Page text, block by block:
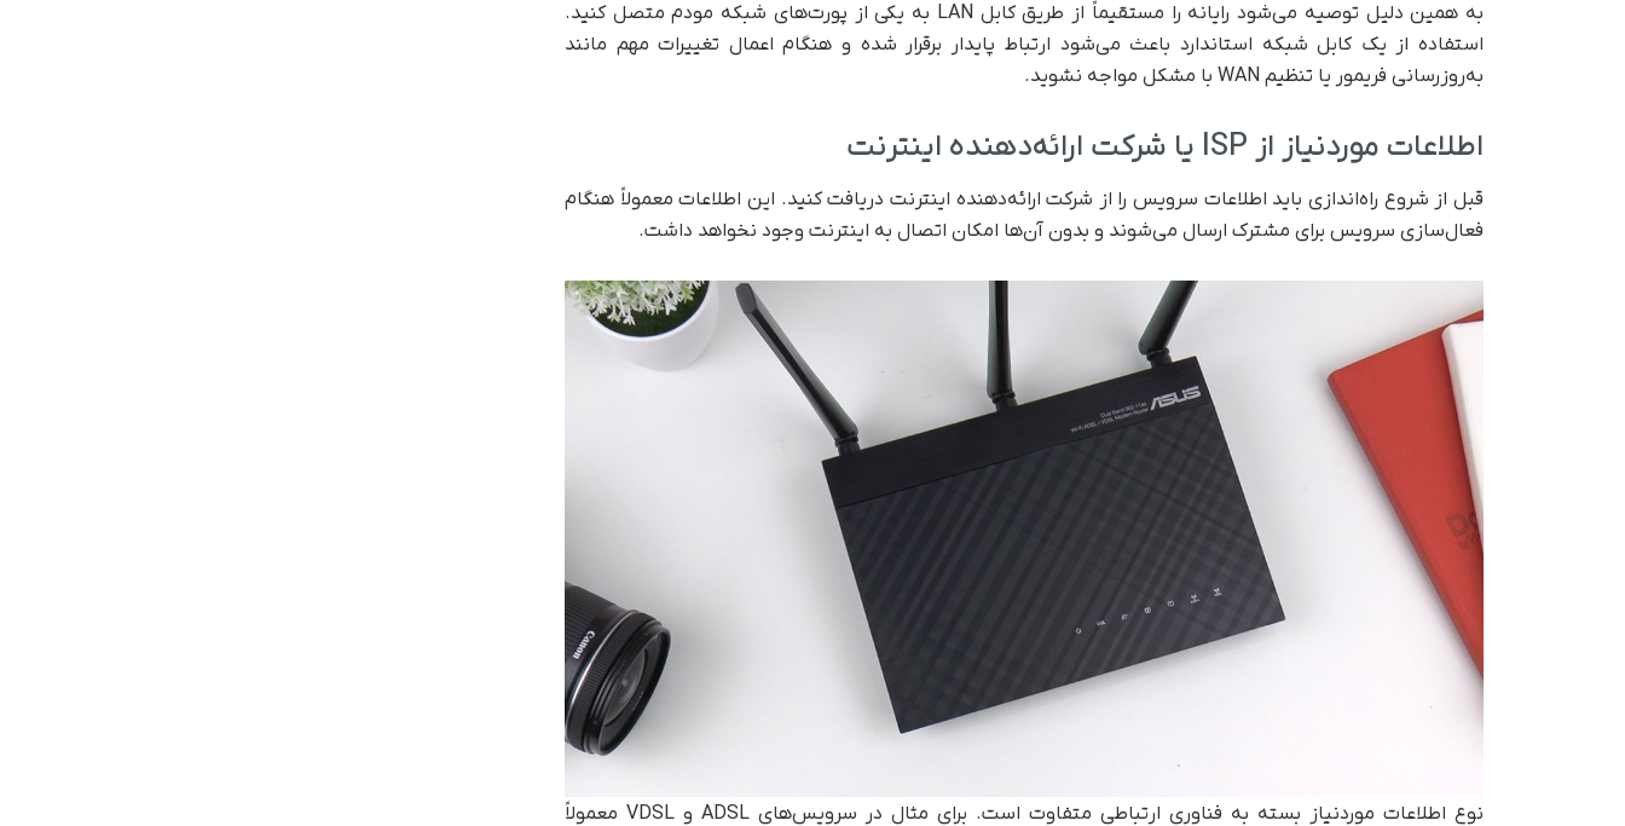
به همین دلیل توصیه می‌شود رایانه را مستقیماً از طریق کابل LAN به یکی از پورت‌های شبکه مودم متصل کنید.
استفاده از یک کابل شبکه استاندارد باعث می‌شود ارتباط پایدار برقرار شده و هنگام اعمال تغییرات مهم مانند
به‌روزرسانی فریمور یا تنظیم WAN با مشکل مواجه نشوید.
اطلاعات موردنیاز از ISP یا شرکت ارائه‌دهنده اینترنت
قبل از شروع راه‌اندازی باید اطلاعات سرویس را از شرکت ارائه‌دهنده اینترنت دریافت کنید. این اطلاعات معمولاً هنگام
فعال‌سازی سرویس برای مشترک ارسال می‌شوند و بدون آن‌ها امکان اتصال به اینترنت وجود نخواهد داشت.
نوع اطلاعات موردنیاز بسته به فناوری ارتباطی متفاوت است. برای مثال در سرویس‌های ADSL و VDSL معمولاً